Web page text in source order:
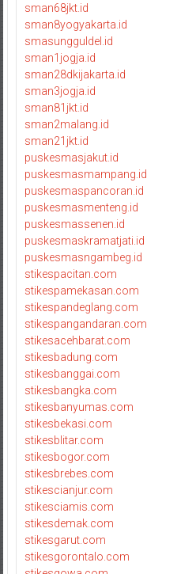
sman68jkt.id
sman8yogyakarta.id
smasungguldel.id
sman1jogja.id
sman28dkijakarta.id
sman3jogja.id
sman81jkt.id
sman2malang.id
sman21jkt.id
puskesmasjakut.id
puskesmasmampang.id
puskesmaspancoran.id
puskesmasmenteng.id
puskesmassenen.id
puskesmaskramatjati.id
puskesmasngambeg.id
stikespacitan.com
stikespamekasan.com
stikespandeglang.com
stikespangandaran.com
stikesacehbarat.com
stikesbadung.com
stikesbanggai.com
stikesbangka.com
stikesbanyumas.com
stikesbekasi.com
stikesblitar.com
stikesbogor.com
stikesbrebes.com
stikescianjur.com
stikesciamis.com
stikesdemak.com
stikesgarut.com
stikesgorontalo.com